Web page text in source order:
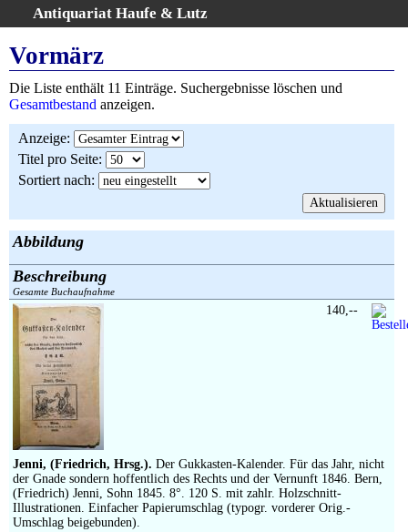
Antiquariat Haufe & Lutz
Home
Gesamtbestand
Kategorien
Schlagwörter
Suchergebnisse
AGB
Widerruf
Über uns
Aktuelle Kataloge
Kontakt
Ankauf
Links
Impressum
Vormärz
Die Liste enthält 11 Einträge. Suchergebnisse löschen und
Gesamtbestand anzeigen.
Anzeige:
Titel pro Seite:
Sortiert nach:
Abbildung
Beschreibung
Gesamte Buchaufnahme
Jenni, (Friedrich, Hrsg.). Der Gukkasten-Kalender. Für das Jahr, nicht
der Gnade sondern hoffentlich des Rechts und der Vernunft 1846. Bern,
(Friedrich) Jenni, Sohn 1845. 8°. 120 S. mit zahlr. Holzschnitt-
Illustrationen. Einfacher Papierumschlag (typogr. vorderer Orig.-
Umschlag beigebunden).
140,--